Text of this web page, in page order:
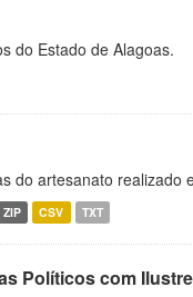
do Estado de Alagoas.
do artesanato
ZIP CSV TXT
Políticos com